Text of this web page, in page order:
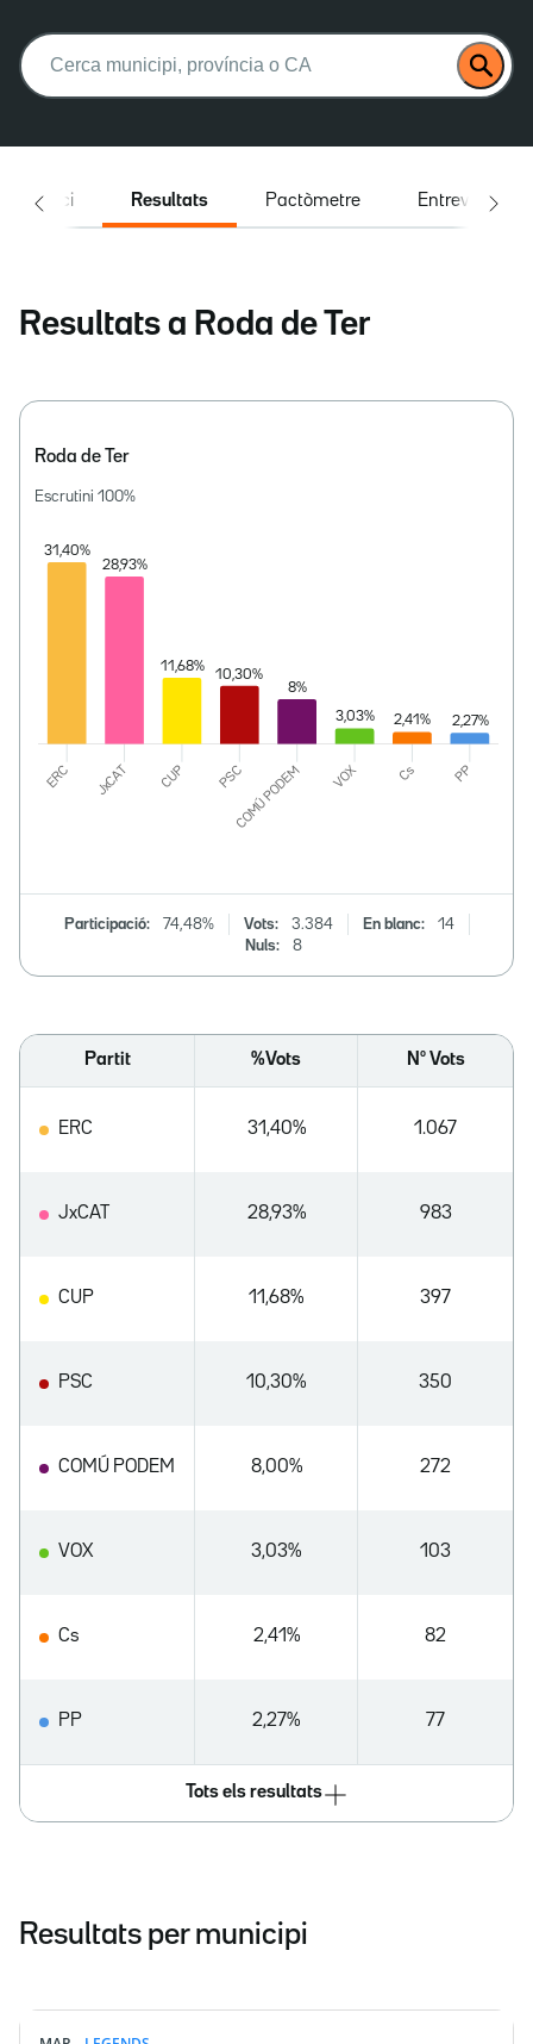
Buscar:
Inici Resultats Pactòmetre Entrevistes
Resultats a Roda de Ter
Roda de Ter
Escrutini 100%
Participació: 74,48% Vots: 3.384 En blanc:
14
Nuls:
8
Partit %Vots Nº Vots
ERC 31,40% 1.067
JxCAT 28,93% 983
CUP 11,68% 397
PSC 10,30% 350
COMÚ PODEM 8,00% 272
VOX 3,03% 103
Cs 2,41% 82
PP 2,27% 77
Tots els resultats
Resultats per municipi